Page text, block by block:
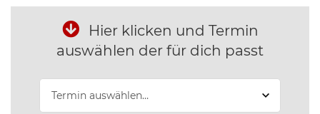
Hier klicken und Termin
auswählen der für dich passt